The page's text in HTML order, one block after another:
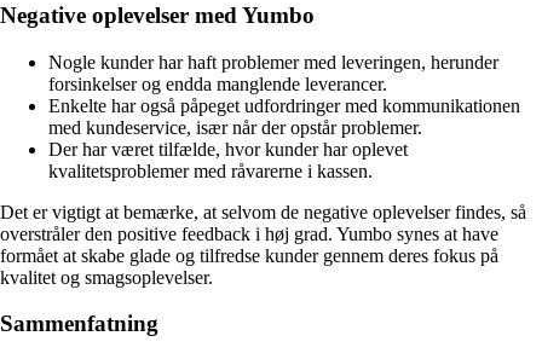
Negative oplevelser med Yumbo
Nogle kunder har haft problemer med leveringen, herunder
forsinkelser og endda manglende leverancer.
Enkelte har også påpeget udfordringer med kommunikationen
med kundeservice, især når der opstår problemer.
Der har været tilfælde, hvor kunder har oplevet
kvalitetsproblemer med råvarerne i kassen.
Det er vigtigt at bemærke, at selvom de negative oplevelser findes, så
overstråler den positive feedback i høj grad. Yumbo synes at have
formået at skabe glade og tilfredse kunder gennem deres fokus på
kvalitet og smagsoplevelser.
Sammenfatning